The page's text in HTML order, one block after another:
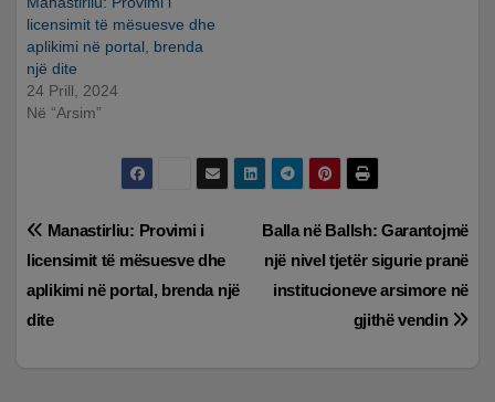
licensimit të mësuesve dhe
aplikimi në portal, brenda
një dite
24 Prill, 2024
Në “Arsim”
Lëvizje
te
postimet
Balla në Ballsh: Garantojmë
një nivel tjetër sigurie pranë
institucioneve arsimore në
gjithë vendin
Manastirliu: Provimi i
licensimit të mësuesve dhe
aplikimi në portal, brenda një
dite